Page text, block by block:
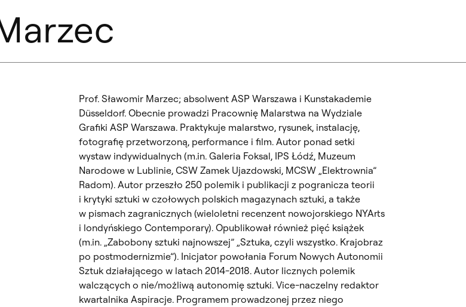
Prof. Sławomir Marzec; absolwent ASP Warszawa i Kunstakademie
Düsseldorf. Obecnie prowadzi Pracownię Malarstwa na Wydziale
Grafiki ASP Warszawa. Praktykuje malarstwo, rysunek, instalację,
fotografię przetworzoną, performance i film. Autor ponad setki
wystaw indywidualnych (m.in. Galeria Foksal, IPS Łódź, Muzeum
Narodowe w Lublinie, CSW Zamek Ujazdowski, MCSW „Elektrownia”
Radom). Autor przeszło 250 polemik i publikacji z pogranicza teorii
i krytyki sztuki w czołowych polskich magazynach sztuki, a także
w pismach zagranicznych (wieloletni recenzent nowojorskiego NYArts
i londyńskiego Contemporary). Opublikował również pięć książek
(m.in. „Zabobony sztuki najnowszej” „Sztuka, czyli wszystko. Krajobraz
po postmodernizmie”). Inicjator powołania Forum Nowych Autonomii
Sztuk działającego w latach 2014-2018. Autor licznych polemik
walczących o nie/możliwą autonomię sztuki. Vice-naczelny redaktor
kwartalnika Aspiracje. Programem prowadzonej przez niego